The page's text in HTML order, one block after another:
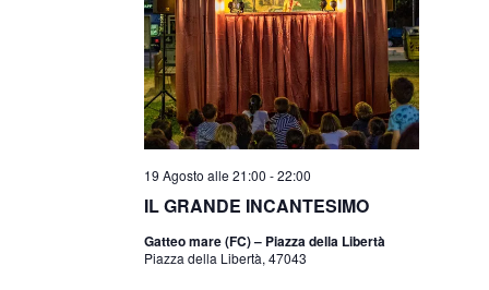
IL GRANDE INCANTESIMO
19 Agosto alle 21:00 -22:00
Gatteo mare (FC) – Piazza della Libertà
Piazza della Libertà, 47043